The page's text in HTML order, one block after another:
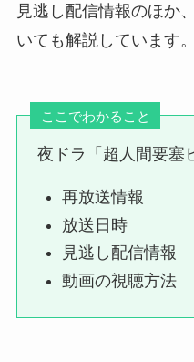
見逃し配信情報のほか
いても解説しています。
ここでわかること
夜ドラ「超人間要塞
再放送情報
放送日時
見逃し配信情報
動画の視聴方法